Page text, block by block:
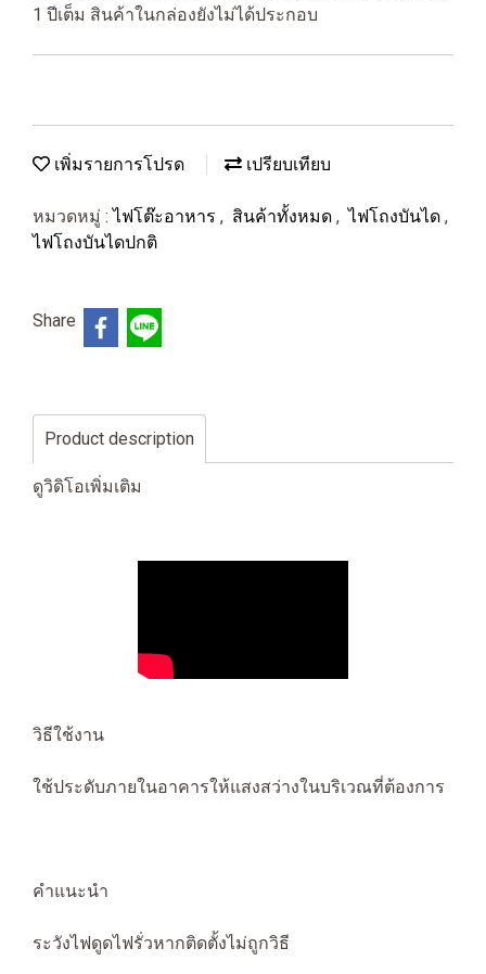
1 ปีเต็ม สินค้าในกล่องยังไม่ได้ประกอบ
เพิ่มรายการโปรด เปรียบเทียบ
หมวดหมู่ :ไฟโต๊ะอาหาร , สินค้าทั้งหมด , ไฟโถงบันได ,
ไฟโถงบันไดปกติ
Share
Product description
ดูวิดิโอเพิ่มเติม
วิธีใช้งาน
ใช้ประดับภายในอาคารให้แสงสว่างในบริเวณที่ต้องการ
คำแนะนำ
ระวังไฟดูดไฟรั่วหากติดตั้งไม่ถูกวิธี